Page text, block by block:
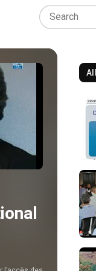
All